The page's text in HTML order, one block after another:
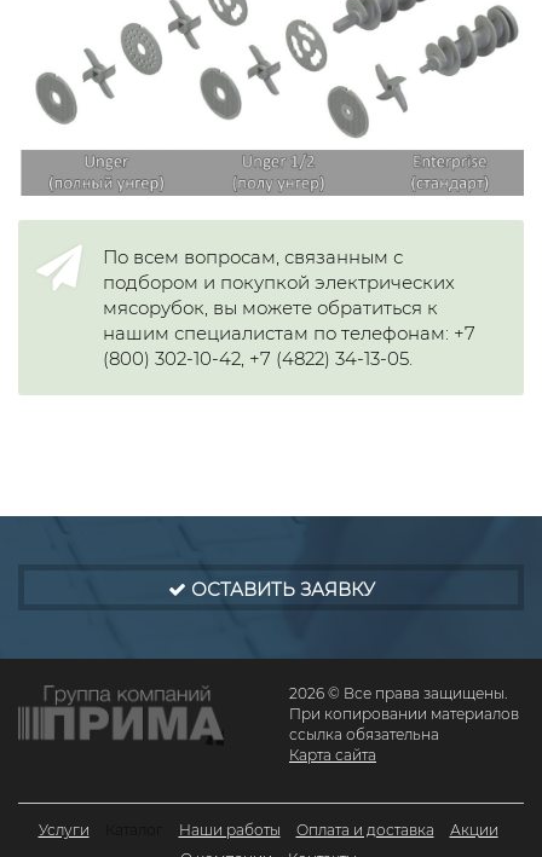
По всем вопросам, связанным с
подбором и покупкой электрических
мясорубок, вы можете обратиться к
нашим специалистам по телефонам: +7
(800) 302-10-42, +7 (4822) 34-13-05.
ОСТАВИТЬ ЗАЯВКУ
2026 © Все права защищены.
При копировании материалов
ссылка обязательна
Карта сайта
Услуги Наши работы Оплата и доставка
Акции